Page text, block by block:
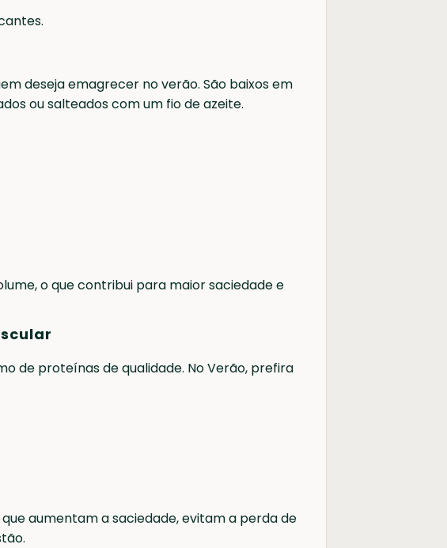
deseja emagrecer no verão. São baixos em
ou salteados com um fio de azeite.
o que contribui para maior saciedade e
de proteínas de qualidade. No Verão, prefira
aumentam a saciedade, evitam a perda de